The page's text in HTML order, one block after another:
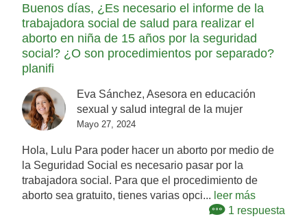
Buenos días, ¿Es necesario el informe de la
trabajadora social de salud para realizar el
aborto en niña de 15 años por la seguridad
social? ¿O son procedimientos por separado?
planifi
Eva Sánchez, Asesora en educación
sexual y salud integral de la mujer
Mayo 27, 2024
Hola, Lulu Para poder hacer un aborto por medio de
la Seguridad Social es necesario pasar por la
trabajadora social. Para que el procedimiento de
aborto sea gratuito, tienes varias opci... leer más
1 respuesta